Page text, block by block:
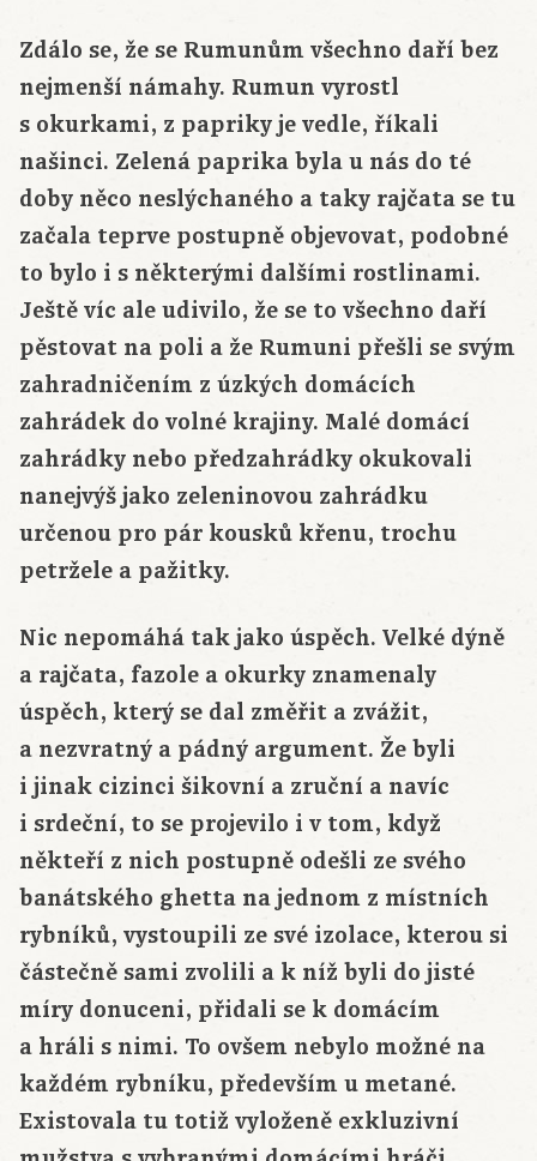
Zdálo se, že se Rumunům všechno daří bez
nejmenší námahy. Rumun vyrostl
s okurkami, z papriky je vedle, říkali
našinci. Zelená paprika byla u nás do té
doby něco neslýchaného a taky rajčata se tu
začala teprve postupně objevovat, podobné
to bylo i s některými dalšími rostlinami.
Ještě víc ale udivilo, že se to všechno daří
pěstovat na poli a že Rumuni přešli se svým
zahradničením z úzkých domácích
zahrádek do volné krajiny. Malé domácí
zahrádky nebo předzahrádky okukovali
nanejvýš jako zeleninovou zahrádku
určenou pro pár kousků křenu, trochu
petržele a pažitky.
Nic nepomáhá tak jako úspěch. Velké dýně
a rajčata, fazole a okurky znamenaly
úspěch, který se dal změřit a zvážit,
a nezvratný a pádný argument. Že byli
i jinak cizinci šikovní a zruční a navíc
i srdeční, to se projevilo i v tom, když
někteří z nich postupně odešli ze svého
banátského ghetta na jednom z místních
rybníků, vystoupili ze své izolace, kterou si
částečně sami zvolili a k níž byli do jisté
míry donuceni, přidali se k domácím
a hráli s nimi. To ovšem nebylo možné na
každém rybníku, především u metané.
Existovala tu totiž vyloženě exkluzivní